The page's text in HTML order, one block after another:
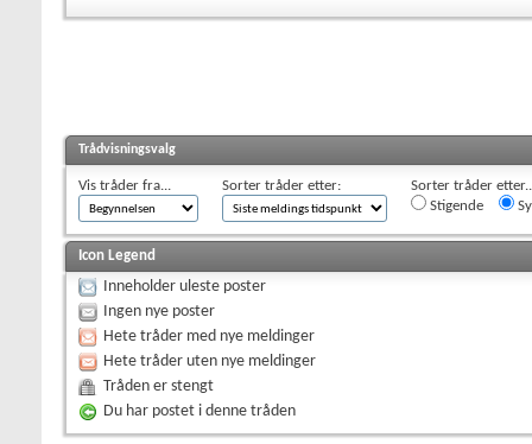
Trådvisningsvalg
Vis tråder fra... Sorter tråder etter:
Sorter tråder
Stigende
Icon Legend
Inneholder uleste poster
Ingen nye poster
Hete tråder med nye meldinger
Hete tråder uten nye meldinger
Tråden er stengt
Du har postet i denne tråden